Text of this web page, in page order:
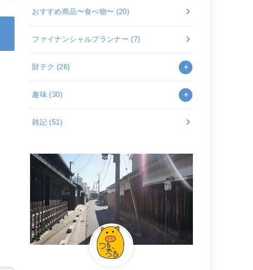
おすすめ商品〜食べ物〜 (20)
ファイナンシャルプランナー (7)
財テク (26)
趣味 (30)
雑記 (51)